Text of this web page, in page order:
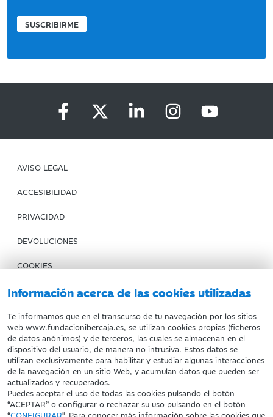
Información acerca de las cookies utilizadas
Te informamos que en el transcurso de tu navegación por los sitios
web www.fundacionibercaja.es, se utilizan cookies propias (ficheros
de datos anónimos) y de terceros, las cuales se almacenan en el
dispositivo del usuario, de manera no intrusiva. Estos datos se
utilizan exclusivamente para habilitar y estudiar algunas interacciones
de la navegación en un sitio Web, y acumulan datos que pueden ser
actualizados y recuperados.
Puedes aceptar el uso de todas las cookies pulsando el botón
“ACEPTAR” o configurar o rechazar su uso pulsando en el botón
“CONFIGURAR". Para conocer más información sobre las cookies que
SUSCRIBIRME
AVISO LEGAL
ACCESIBILIDAD
PRIVACIDAD
DEVOLUCIONES
COOKIES
CONDICIONES DE COMPRA
IBERCAJA BANCO
Fundación Bancaria Ibercaja. C.I.F. G-50000652.
Inscrita en el Registro de Fundaciones del Mº de Educación,
Cultura y Deporte con el nº 1689.
Domicilio social: Joaquín Costa, 13. 50001 Zaragoza.